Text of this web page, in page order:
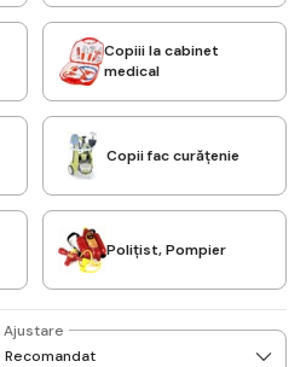
Copiii la cabinet
medical
Copii fac curățenie
Polițist, Pompier
Ajustare